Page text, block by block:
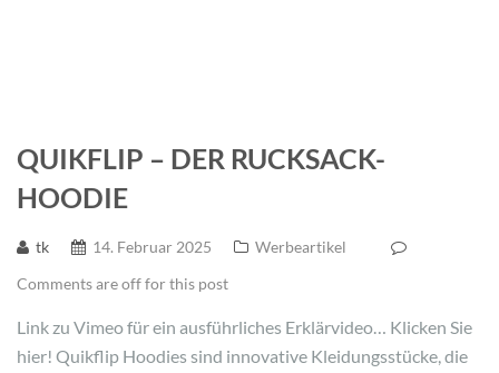
QUIKFLIP – DER RUCKSACK-
HOODIE
tk 14. Februar 2025
Werbeartikel
Comments are off for this post
Link zu Vimeo für ein ausführliches Erklärvideo… Klicken Sie
hier! Quikflip Hoodies sind innovative Kleidungsstücke, die